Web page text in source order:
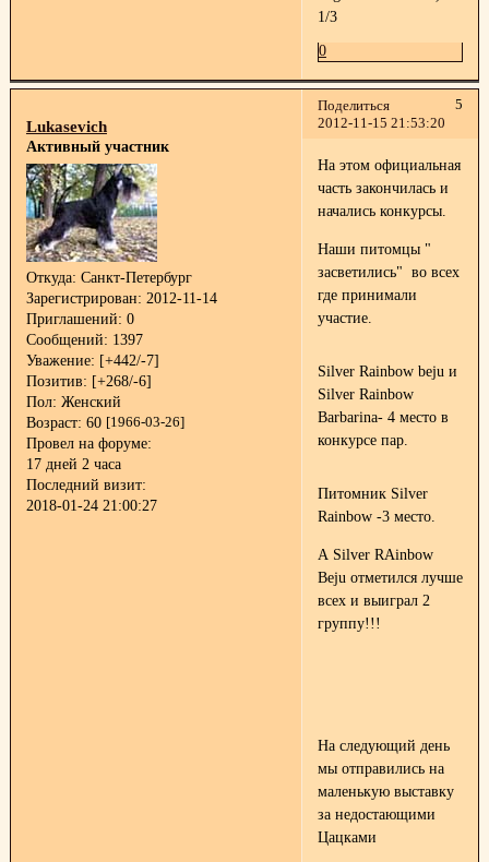
1/3
0
Поделиться
5
2012-11-15 21:53:20
Lukasevich
Активный участник
Откуда: Санкт-Петербург
Зарегистрирован: 2012-11-14
Приглашений: 0
Сообщений: 1397
Уважение: [+442/-7]
Позитив: [+268/-6]
Пол: Женский
Возраст: 60 [1966-03-26]
Провел на форуме:
17 дней 2 часа
Последний визит:
2018-01-24 21:00:27
На этом официальная
часть закончилась и
начались конкурсы.
Наши питомцы "
засветились" во всех
где принимали
участие.
Silver Rainbow beju и
Silver Rainbow
Barbarina- 4 место в
конкурсе пар.
Питомник Silver
Rainbow -3 место.
А Silver RAinbow
Beju отметился лучше
всех и выиграл 2
группу!!!
На следующий день
мы отправились на
маленькую выставку
за недостающими
Цацками